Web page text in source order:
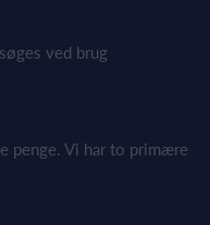
ved brug
penge. Vi har to primære